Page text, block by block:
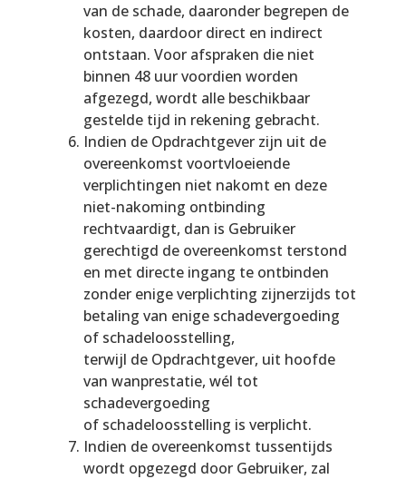
van de schade, daaronder begrepen de
kosten, daardoor direct en indirect
ontstaan. Voor afspraken die niet
binnen 48 uur voordien worden
afgezegd, wordt alle beschikbaar
gestelde tijd in rekening gebracht.
Indien de Opdrachtgever zijn uit de
overeenkomst voortvloeiende
verplichtingen niet nakomt en deze
niet-nakoming ontbinding
rechtvaardigt, dan is Gebruiker
gerechtigd de overeenkomst terstond
en met directe ingang te ontbinden
zonder enige verplichting zijnerzijds tot
betaling van enige schadevergoeding
of schadeloosstelling,
terwijl de Opdrachtgever, uit hoofde
van wanprestatie, wél tot
schadevergoeding
of schadeloosstelling is verplicht.
Indien de overeenkomst tussentijds
wordt opgezegd door Gebruiker, zal